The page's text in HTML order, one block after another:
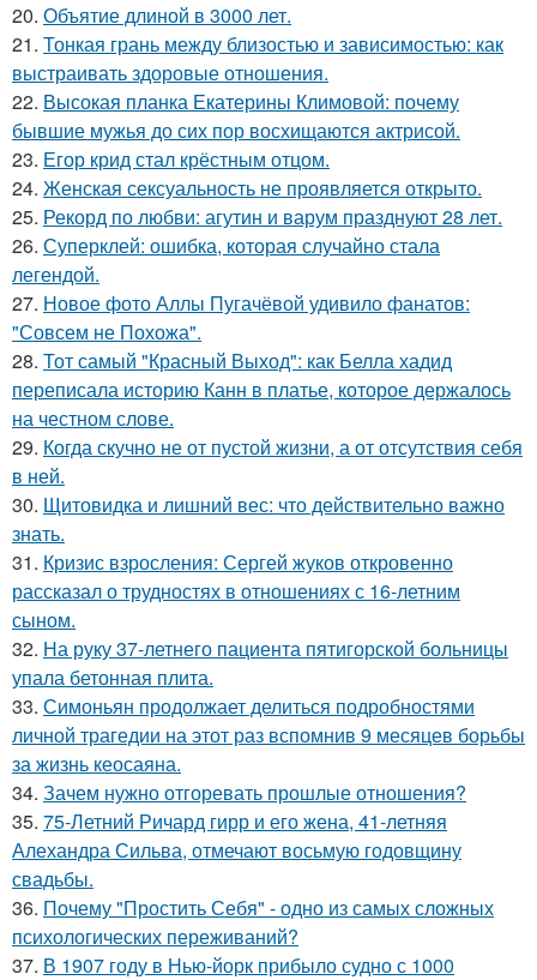
20. Объятие длиной в 3000 лет.
21. Тонкая грань между близостью и зависимостью: как
выстраивать здоровые отношения.
22. Высокая планка Екатерины Климовой: почему
бывшие мужья до сих пор восхищаются актрисой.
23. Егор крид стал крёстным отцом.
24. Женская сексуальность не проявляется открыто.
25. Рекорд по любви: агутин и варум празднуют 28 лет.
26. Суперклей: ошибка, которая случайно стала
легендой.
27. Новое фото Аллы Пугачёвой удивило фанатов:
"Совсем не Похожа".
28. Тот самый "Красный Выход": как Белла хадид
переписала историю Канн в платье, которое держалось
на честном слове.
29. Когда скучно не от пустой жизни, а от отсутствия себя
в ней.
30. Щитовидка и лишний вес: что действительно важно
знать.
31. Кризис взросления: Сергей жуков откровенно
рассказал о трудностях в отношениях с 16-летним
сыном.
32. На руку 37-летнего пациента пятигорской больницы
упала бетонная плита.
33. Симоньян продолжает делиться подробностями
личной трагедии на этот раз вспомнив 9 месяцев борьбы
за жизнь кеосаяна.
34. Зачем нужно отгоревать прошлые отношения?
35. 75-Летний Ричард гирр и его жена, 41-летняя
Алехандра Сильва, отмечают восьмую годовщину
свадьбы.
36. Почему "Простить Себя" - одно из самых сложных
психологических переживаний?
37. В 1907 году в Нью-йорк прибыло судно с 1000